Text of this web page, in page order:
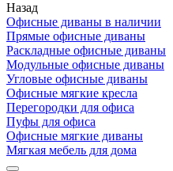
Назад
Офисные диваны в наличии
Прямые офисные диваны
Раскладные офисные диваны
Модульные офисные диваны
Угловые офисные диваны
Офисные мягкие кресла
Перегородки для офиса
Пуфы для офиса
Офисные мягкие диваны
Мягкая мебель для дома